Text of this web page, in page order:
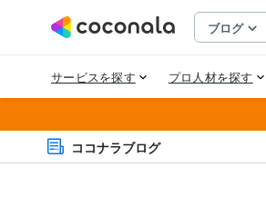
ココナラブログ